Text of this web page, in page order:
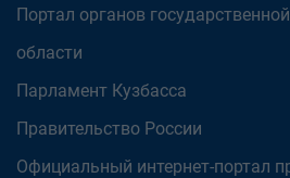
Портал органов
области
Парламент Кузбасса
Правительство России
Официальный интернет-портал